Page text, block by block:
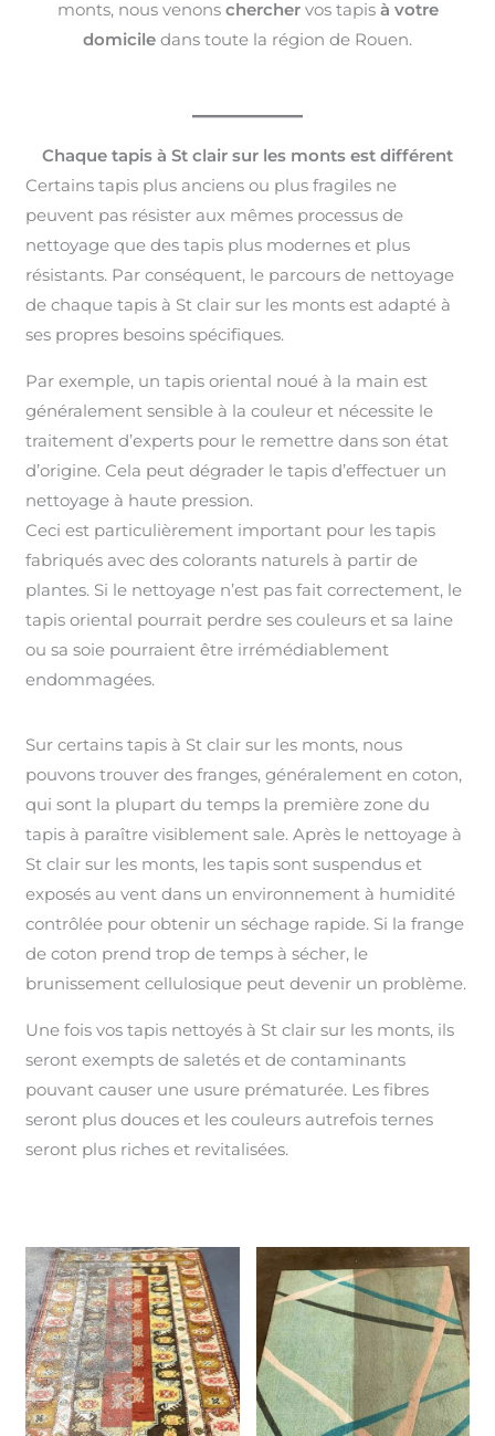
monts, nous venons chercher vos tapis à votre
domicile dans toute la région de Rouen.
Chaque tapis à St clair sur les monts est différent
Certains tapis plus anciens ou plus fragiles ne
peuvent pas résister aux mêmes processus de
nettoyage que des tapis plus modernes et plus
résistants. Par conséquent, le parcours de nettoyage
de chaque tapis à St clair sur les monts est adapté à
ses propres besoins spécifiques.
Par exemple, un tapis oriental noué à la main est
généralement sensible à la couleur et nécessite le
traitement d’experts pour le remettre dans son état
d’origine. Cela peut dégrader le tapis d’effectuer un
nettoyage à haute pression.
Ceci est particulièrement important pour les tapis
fabriqués avec des colorants naturels à partir de
plantes. Si le nettoyage n’est pas fait correctement, le
tapis oriental pourrait perdre ses couleurs et sa laine
ou sa soie pourraient être irrémédiablement
endommagées.
Sur certains tapis à St clair sur les monts, nous
pouvons trouver des franges, généralement en coton,
qui sont la plupart du temps la première zone du
tapis à paraître visiblement sale. Après le nettoyage à
St clair sur les monts, les tapis sont suspendus et
exposés au vent dans un environnement à humidité
contrôlée pour obtenir un séchage rapide. Si la frange
de coton prend trop de temps à sécher, le
brunissement cellulosique peut devenir un problème.
Une fois vos tapis nettoyés à St clair sur les monts, ils
seront exempts de saletés et de contaminants
pouvant causer une usure prématurée. Les fibres
seront plus douces et les couleurs autrefois ternes
seront plus riches et revitalisées.